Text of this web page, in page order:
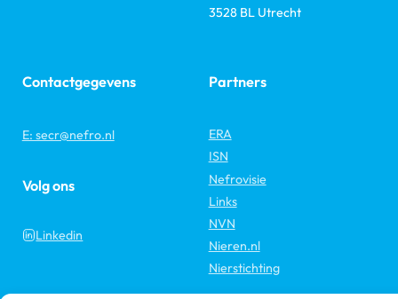
3528 BL Utrecht
Contactgegevens
E: secr@nefro.nl
Volg ons
Linkedin
Partners
ERA
ISN
Nefrovisie
Links
NVN
Nieren.nl
Nierstichting